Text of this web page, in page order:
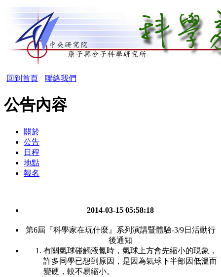
回到首頁 聯絡我們
公告內容
關於
公告
日程
地點
報名
2014-03-15 05:58:18
第6屆『科學家在玩什麼』系列演講暨體驗-3/9日活動行
後通知
有關氣球碰觸液氮時，氣球上方會先縮小的現象，
許多同學已想到原因，是因為氣球下半部因低溫而
變硬，較不易縮小。